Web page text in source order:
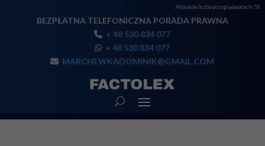
Aktualna liczba przeglądajacych: 55
BEZPŁATNA TELEFONICZNA PORADA PRAWNA
+ 48 530 834 077
+ 48 530 834 077
MARCHEWKADOMINIK@GMAIL.COM